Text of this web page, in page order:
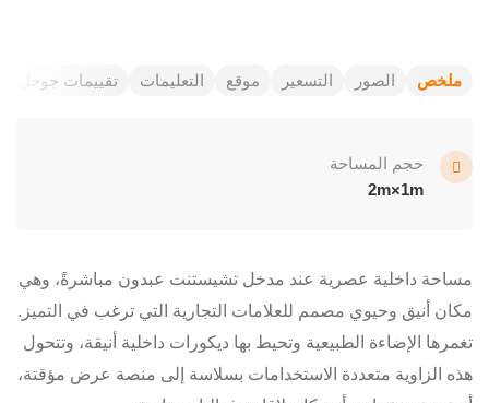
ملخص الصور التسعير موقع التعليمات تقييمات جوجل
حجم المساحة
2m×1m
مساحة داخلية عصرية عند مدخل تشيستنت عبدون مباشرةً، وهي
مكان أنيق وحيوي مصمم للعلامات التجارية التي ترغب في التميز.
تغمرها الإضاءة الطبيعية وتحيط بها ديكورات داخلية أنيقة، وتتحول
هذه الزاوية متعددة الاستخدامات بسلاسة إلى منصة عرض مؤقتة،